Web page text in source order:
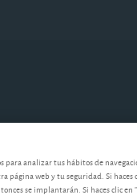
rústica
para analizar tus hábitos de
web y tu seguridad. Si haces
se implantarán. Si haces clic